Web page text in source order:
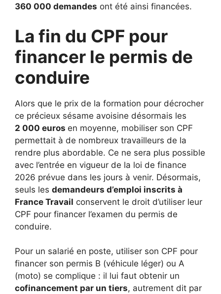
360 000 demandes ont été ainsi financées.
La fin du CPF pour
financer le permis de
conduire
Alors que le prix de la formation pour décrocher
ce précieux sésame avoisine désormais les
2 000 euros en moyenne, mobiliser son CPF
permettait à de nombreux travailleurs de la
rendre plus abordable. Ce ne sera plus possible
avec l’entrée en vigueur de la loi de finance
2026 prévue dans les jours à venir. Désormais,
seuls les demandeurs d’emploi inscrits à
France Travail conservent le droit d’utiliser leur
CPF pour financer l’examen du permis de
conduire.
Pour un salarié en poste, utiliser son CPF pour
financer son permis B (véhicule léger) ou A
(moto) se complique : il lui faut obtenir un
cofinancement par un tiers, autrement dit par